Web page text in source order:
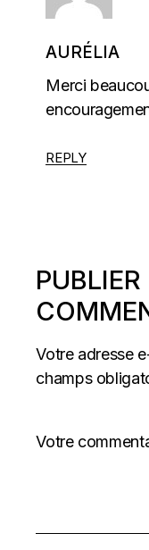
AURÉLIA
Merci
REPLY
PUBLIER
Votre adresse
champs